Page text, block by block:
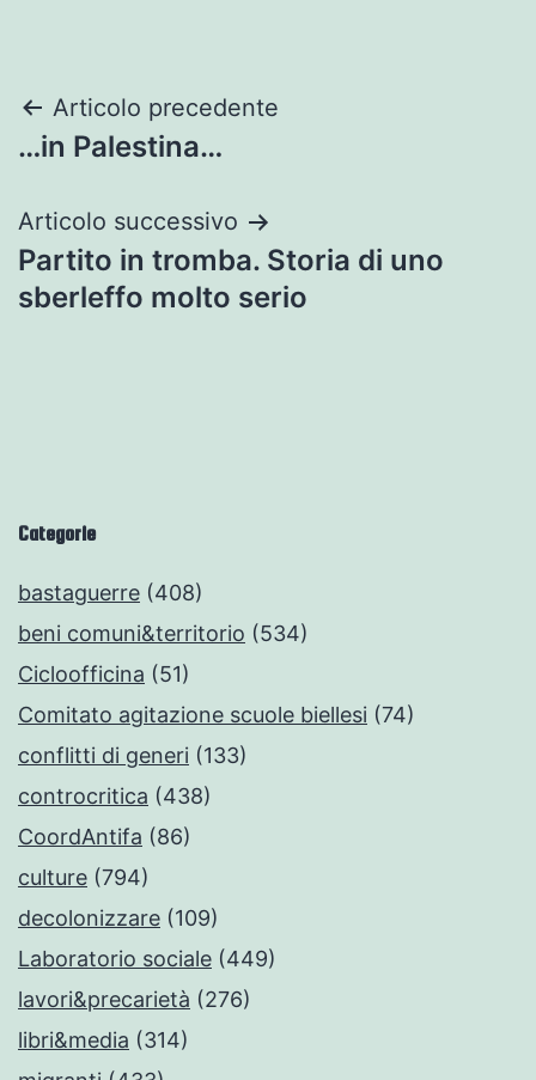
Navigazione
articoli
Articolo precedente
…in Palestina…
Articolo successivo
Partito in tromba. Storia di uno
sberleffo molto serio
Categorie
bastaguerre (408)
beni comuni&territorio (534)
Cicloofficina (51)
Comitato agitazione scuole biellesi (74)
conflitti di generi (133)
controcritica (438)
CoordAntifa (86)
culture (794)
decolonizzare (109)
Laboratorio sociale (449)
lavori&precarietà (276)
libri&media (314)